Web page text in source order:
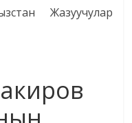
Жазуучулар